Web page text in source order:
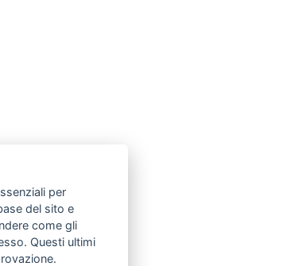
per
del sito e
come gli
Questi ultimi